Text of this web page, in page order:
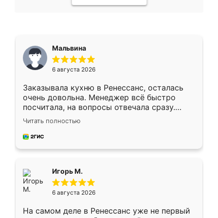
Мальвина
6 августа 2026
Заказывала кухню в Ренессанс, осталась
очень довольна. Менеджер всё быстро
посчитала, на вопросы отвечала сразу.
Замерщик приехал в субботу, подошёл к
делу со всей ответственностью. Собрали
за день, ребята работали аккуратно, даже
Читать полностью
Игорь М.
6 августа 2026
На самом деле в Ренессанс уже не первый